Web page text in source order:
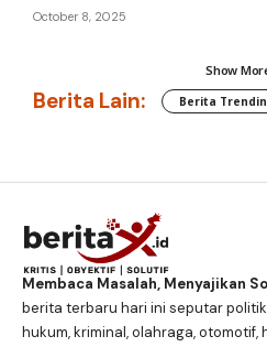
October 8, 2025
Show
Berita Lain: Berita
Membaca Masalah, Menyajikan
berita terbaru hari ini seputar
hukum, kriminal, olahraga,